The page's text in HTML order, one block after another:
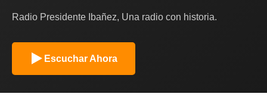
Radio Presidente Ibañez, Una radio con historia.
Escuchar Ahora